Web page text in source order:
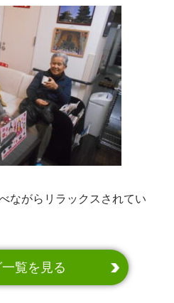
ながらリラックスされてい
覧を見る